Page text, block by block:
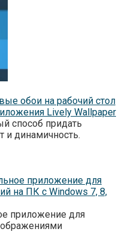
обои на рабочий стол
Lively Wallpaper
способ придать
и динамичность.
приложение для
на ПК с Windows 7, 8,
приложение для